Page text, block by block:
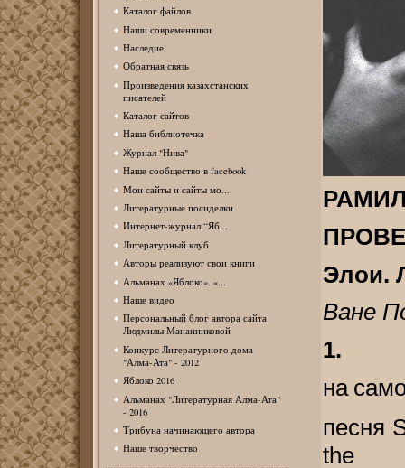
Каталог файлов
Наши современники
Наследие
Обратная связь
Произведения казахстанских
писателей
Каталог сайтов
Наша библиотечка
Журнал "Нива"
Наше сообщество в facebook
Мои сайты и сайты мо...
Литературные посиделки
Интернет-журнал “Яб...
Литературный клуб
Авторы реализуют свои книги
Альманах «Яблоко». «...
Наше видео
Персональный блог автора сайта
Людмилы Мананниковой
Конкурс Литературного дома
"Алма-Ата" - 2012
Яблоко 2016
Альманах "Литературная Алма-Ата"
- 2016
Трибуна начинающего автора
Наше творчество
Элои.
Ване
1.
на
песня
the